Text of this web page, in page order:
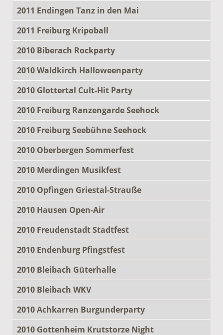
2011 Endingen Tanz in den Mai
2011 Freiburg Kripoball
2010 Biberach Rockparty
2010 Waldkirch Halloweenparty
2010 Glottertal Cult-Hit Party
2010 Freiburg Ranzengarde Seehock
2010 Freiburg Seebühne Seehock
2010 Oberbergen Sommerfest
2010 Merdingen Musikfest
2010 Opfingen Griestal-Strauße
2010 Hausen Open-Air
2010 Freudenstadt Stadtfest
2010 Endenburg Pfingstfest
2010 Bleibach Güterhalle
2010 Bleibach WKV
2010 Achkarren Burgunderparty
2010 Gottenheim Krutstorze Night